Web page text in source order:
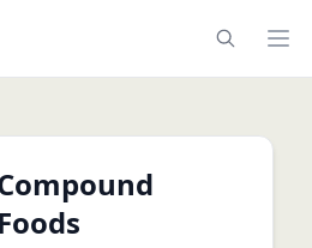
Foods